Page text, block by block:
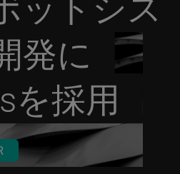
発に
を採用